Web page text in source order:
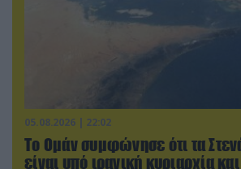
05.08.2026 | 22:02
Το Ομάν συμφώνησε ότι τα
είναι υπό ιρανική κυριαρχία